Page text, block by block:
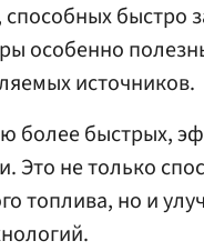
быстро
особенно
источников.
более быстрых,
Это не только
топлива, но и